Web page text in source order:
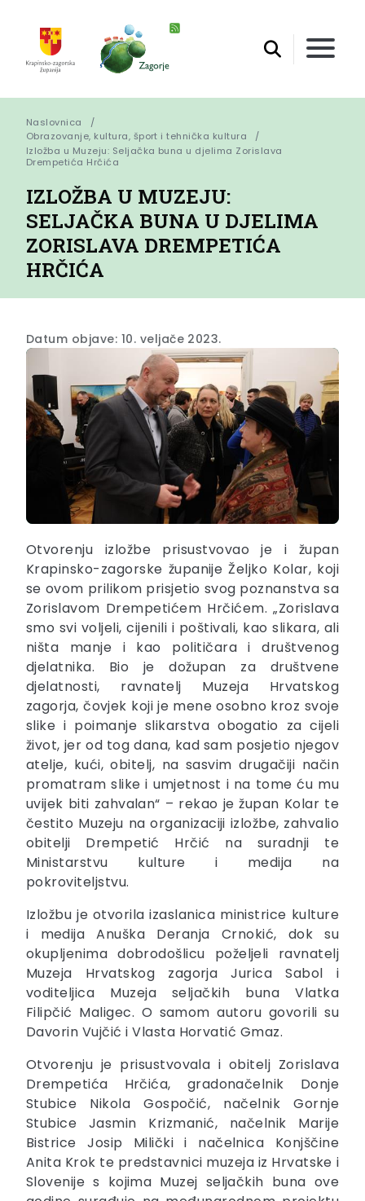
Naslovnica
Obrazovanje, kultura, šport i tehnička kultura
Izložba u Muzeju: Seljačka buna u djelima Zorislava
Drempetića Hrčića
IZLOŽBA U MUZEJU:
SELJAČKA BUNA U DJELIMA
ZORISLAVA DREMPETIĆA
HRČIĆA
Datum objave: 10. veljače 2023.
Otvorenju izložbe prisustvovao je i župan
Krapinsko-zagorske županije Željko Kolar, koji
se ovom prilikom prisjetio svog poznanstva sa
Zorislavom Drempetićem Hrčićem. „Zorislava
smo svi voljeli, cijenili i poštivali, kao slikara, ali
ništa manje i kao političara i društvenog
djelatnika. Bio je dožupan za društvene
djelatnosti, ravnatelj Muzeja Hrvatskog
zagorja, čovjek koji je mene osobno kroz svoje
slike i poimanje slikarstva obogatio za cijeli
život, jer od tog dana, kad sam posjetio njegov
atelje, kući, obitelj, na sasvim drugačiji način
promatram slike i umjetnost i na tome ću mu
uvijek biti zahvalan“ – rekao je župan Kolar te
čestito Muzeju na organizaciji izložbe, zahvalio
obitelji Drempetić Hrčić na suradnji te
Ministarstvu kulture i medija na
pokroviteljstvu.
Izložbu je otvorila izaslanica ministrice kulture
i medija Anuška Deranja Crnokić, dok su
okupljenima dobrodošlicu poželjeli ravnatelj
Muzeja Hrvatskog zagorja Jurica Sabol i
voditeljica Muzeja seljačkih buna Vlatka
Filipčić Maligec. O samom autoru govorili su
Davorin Vujčić i Vlasta Horvatić Gmaz.
Otvorenju je prisustvovala i obitelj Zorislava
Drempetića Hrčića, gradonačelnik Donje
Stubice Nikola Gospočić, načelnik Gornje
Stubice Jasmin Krizmanić, načelnik Marije
Bistrice Josip Milički i načelnica Konjščine
Anita Krok te predstavnici muzeja iz Hrvatske i
Slovenije s kojima Muzej seljačkih buna ove